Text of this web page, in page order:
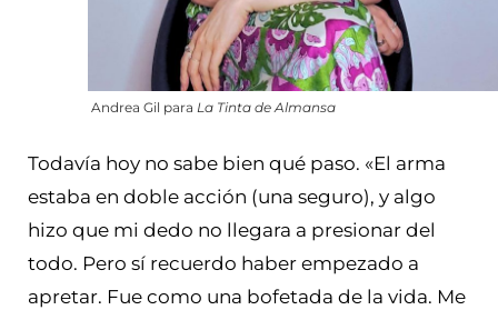
Andrea Gil para La Tinta de Almansa
Todavía hoy no sabe bien qué paso. «El arma
estaba en doble acción (una seguro), y algo
hizo que mi dedo no llegara a presionar del
todo. Pero sí recuerdo haber empezado a
apretar. Fue como una bofetada de la vida. Me